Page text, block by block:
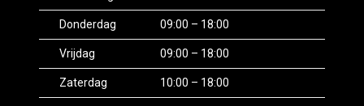
Donderdag 09:00 – 18:00
Vrijdag 09:00 – 18:00
Zaterdag 10:00 – 18:00